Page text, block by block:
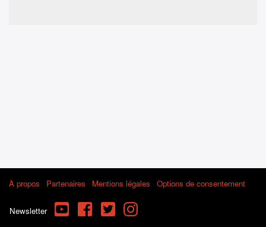
À propos Partenaires Mentions légales Options de consentement
Newsletter YouTube FacebookTwitterInstagram